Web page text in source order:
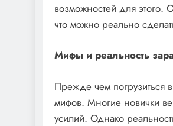
возможностей для
что можно реально
Мифы и реальность
Прежде чем погрузиться
мифов. Многие новички
усилий. Однако